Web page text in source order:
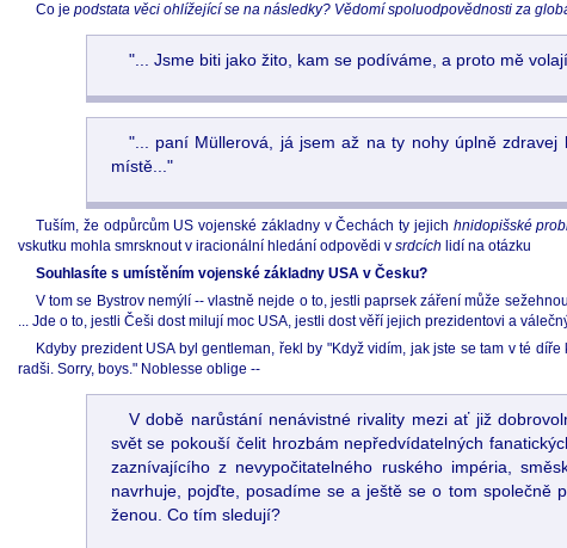
Co je podstata věci ohlížející se na následky? Vědomí spoluodpovědnosti za
"... Jsme biti jako žito, kam se podíváme, a proto mě
"... paní Müllerová, já jsem až na ty nohy úplně
místě..."
Tuším, že odpůrcům US vojenské základny v Čechách ty jejich hnidopišské
vskutku mohla smrsknout v iracionální hledání odpovědi v srdcích lidí na otázku
Souhlasíte s umístěním vojenské základny USA v Česku?
V tom se Bystrov nemýlí -- vlastně nejde o to, jestli paprsek záření může
... Jde o to, jestli Češi dost milují moc USA, jestli dost věří jejich prezidentovi a
Kdyby prezident USA byl gentleman, řekl by "Když vidím, jak jste se tam v té
radši. Sorry, boys." Noblesse oblige --
V době narůstání nenávistné rivality mezi ať již
svět se pokouší čelit hrozbám nepředvídatelných
zaznívajícího z nevypočitatelného ruského impéria,
navrhuje, pojďte, posadíme se a ještě se o tom společně
ženou. Co tím sledují?